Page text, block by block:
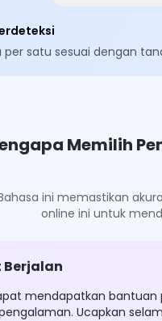
satu sesuai dengan
Memilih
ini memastikan
online ini untuk
Berjalan
mendapatkan
Ucapkan